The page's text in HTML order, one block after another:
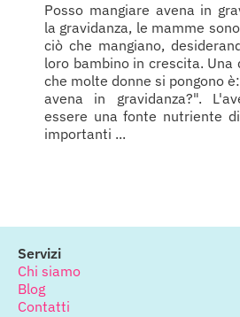
Posso mangiare avena in
la gravidanza, le mamme
ciò che mangiano,
loro bambino in crescita. Una
che molte donne si pongono
avena in gravidanza?".
essere una fonte nutriente
importanti ...
Servizi
Chi siamo
Blog
Contatti